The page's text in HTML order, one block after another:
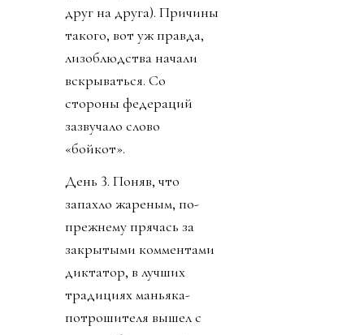
друг на друга). Причины
такого, вот уж правда,
лизоблюдства начали
вскрываться. Со
стороны федераций
зазвучало слово
«бойкот».
День 3. Поняв, что
запахло жареным, по-
прежнему прячась за
закрытыми комментами
диктатор, в лучших
традициях маньяка-
потрошителя вышел с